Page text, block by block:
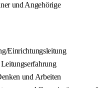
und Angehörige
Einrichtungsleitung
und Arbeiten